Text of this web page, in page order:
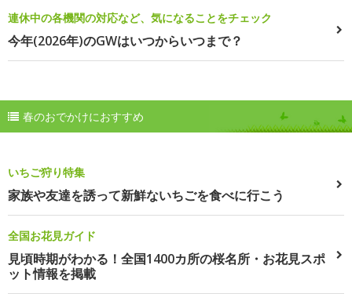
連休中の各機関の対応など、気になることをチェック
今年(2026年)のGWはいつからいつまで？
春のおでかけにおすすめ
いちご狩り特集
家族や友達を誘って新鮮ないちごを食べに行こう
全国お花見ガイド
見頃時期がわかる！全国1400カ所の桜名所・お花見スポ
ット情報を掲載